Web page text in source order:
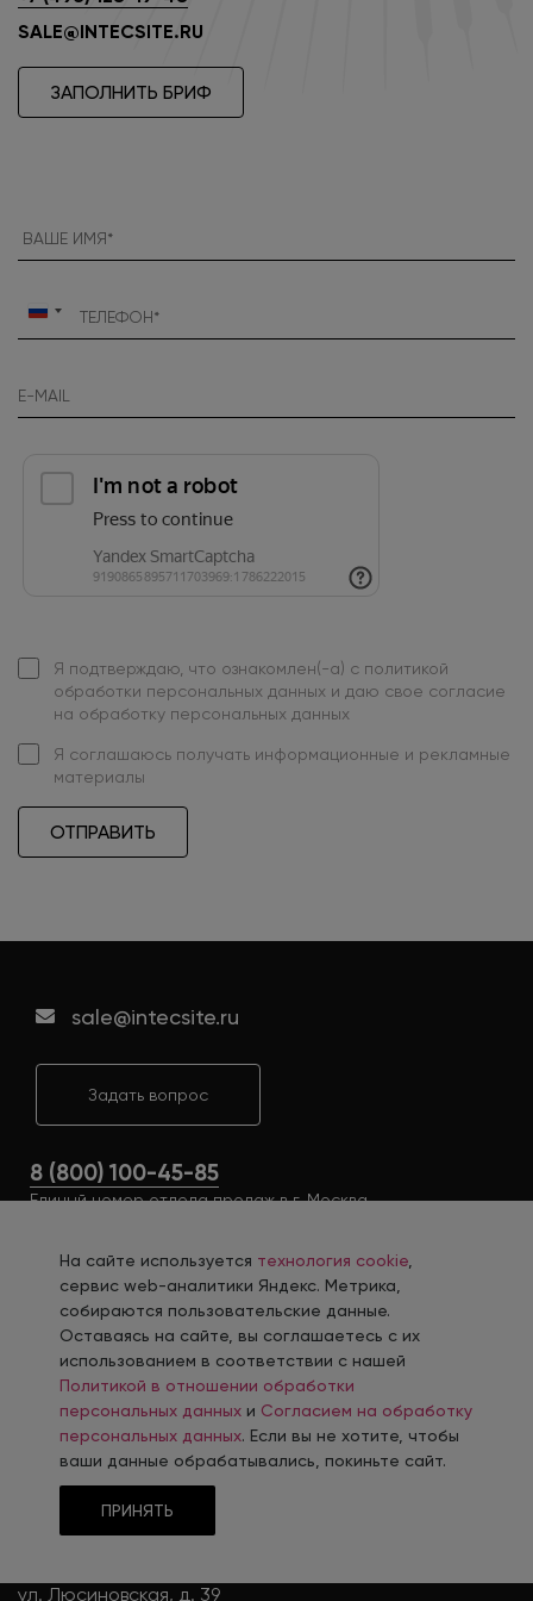
SALE@INTECSITE.RU
ЗАПОЛНИТЬ БРИФ
Россия
Я подтверждаю, что ознакомлен(-а) с политикой
обработки персональных данных и даю свое согласие
на обработку персональных данных
Я соглашаюсь получать информационные и рекламные
материалы
ОТПРАВИТЬ
sale@intecsite.ru
Задать вопрос
8 (800) 100-45-85
Единый номер отдела продаж в г. Москва
ОФИС
8 (800) 100-45-85
ул. Люсиновская, д. 39
На сайте используется технология cookie
сервис web-аналитики Яндекс. Метрика,
собираются пользовательские данные.
Оставаясь на сайте, вы соглашаетесь с их
использованием в соответствии с нашей
Политикой в отношении обработки
персональных данных и Согласием на обработку
персональных данных. Если вы не хотите, чтобы
ваши данные обрабатывались, покиньте сайт.
ПРИНЯТЬ